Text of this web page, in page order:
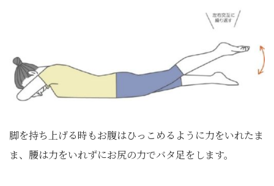
脚を持ち上げる時もお腹はひっこめるように力をいれたま
ま、腰は力をいれずにお尻の力でバタ足をします。